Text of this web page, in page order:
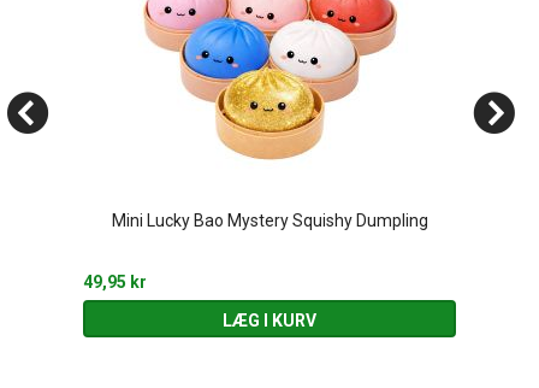
Mini Lucky Bao Mystery Squishy Dumpling
49,95 kr
LÆG I KURV